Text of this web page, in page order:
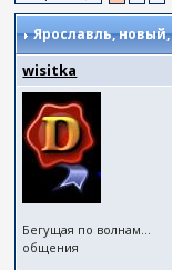
Ярославль,
wisitka
Бегущая по волнам...
общения